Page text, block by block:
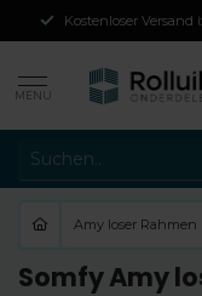
Kostenloser Versand
MENU
Amy loser Rahmen
Somfy Amy